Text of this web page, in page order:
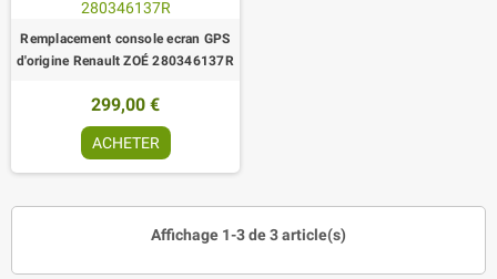
Remplacement console ecran GPS
d'origine Renault ZOÉ 280346137R
299,00 €
ACHETER
Affichage 1-3 de 3 article(s)